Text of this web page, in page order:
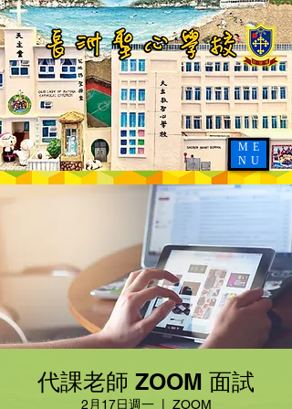
ME
NU
代課老師 ZOOM 面試
2月17日週一
  |
ZOOM